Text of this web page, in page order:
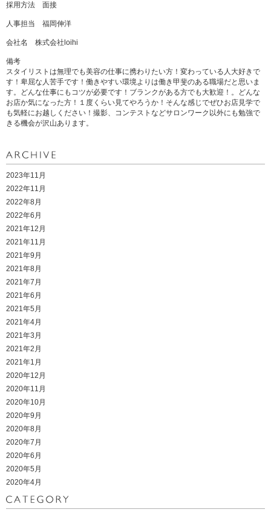
採用方法 面接
人事担当 福岡伸洋
会社名 株式会社loihi
備考
スタイリストは無理でも美容の仕事に携わりたい方！変わっている人大好きで
す！卑屈な人苦手です！働きやすい環境よりは働き甲斐のある職場だと思いま
す。どんな仕事にもコツが必要です！ブランクがある方でも大歓迎！。どんな
お店か気になった方！１度くらい見てやろうか！そんな感じでぜひお店見学で
も気軽にお越しください！撮影、コンテストなどサロンワーク以外にも勉強で
きる機会が沢山あります。
2023年11月
2022年11月
2022年8月
2022年6月
2021年12月
2021年11月
2021年9月
2021年8月
2021年7月
2021年6月
2021年5月
2021年4月
2021年3月
2021年2月
2021年1月
2020年12月
2020年11月
2020年10月
2020年9月
2020年8月
2020年7月
2020年6月
2020年5月
2020年4月